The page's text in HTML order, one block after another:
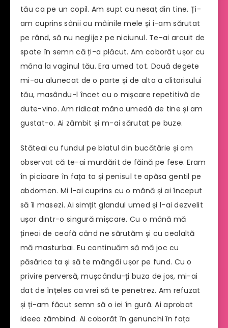
tău ca pe un copil. Am supt cu nesaț din tine. Ți-
am cuprins sânii cu mâinile mele și i-am sărutat
pe rând, să nu neglijez pe niciunul. Te-ai arcuit de
spate în semn că ți-a plăcut. Am coborât ușor cu
mâna la vaginul tău. Era umed tot. Două degete
mi-au alunecat de o parte și de alta a clitorisului
tău, masându-l încet cu o mișcare repetitivă de
dute-vino. Am ridicat mâna umedă de tine și am
gustat-o. Ai zâmbit și m-ai sărutat pe buze.
Stăteai cu fundul pe blatul din bucătărie și am
observat că te-ai murdărit de făină pe fese. Eram
în picioare în fața ta și penisul te apăsa gentil pe
abdomen. Mi l-ai cuprins cu o mână și ai început
să îl masezi. Ai simțit glandul umed și l-ai dezvelit
ușor dintr-o singură mișcare. Cu o mână mă
țineai de ceafă când ne sărutăm și cu cealaltă
mă masturbai. Eu continuăm să mă joc cu
păsărica ta și să te mângâi ușor pe fund. Cu o
privire perversă, mușcându-ți buza de jos, mi-ai
dat de înțeles ca vrei să te penetrez. Am refuzat
și ți-am făcut semn să o iei în gură. Ai aprobat
ideea zâmbind. Ai coborât în genunchi în fața